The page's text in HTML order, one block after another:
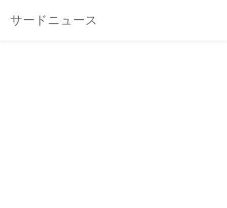
サードニュース